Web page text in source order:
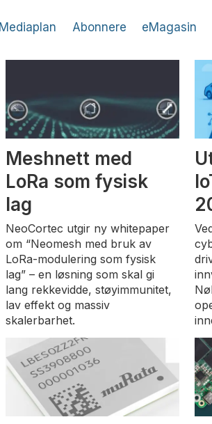
Mediaplan Abonnere eMagasin
Meshnett med
LoRa som fysisk
lag
NeoCortec utgir ny whitepaper
om “Neomesh med bruk av
LoRa-modulering som fysisk
lag” – en løsning som skal gi
lang rekkevidde, støyimmunitet,
lav effekt og massiv
skalerbarhet.